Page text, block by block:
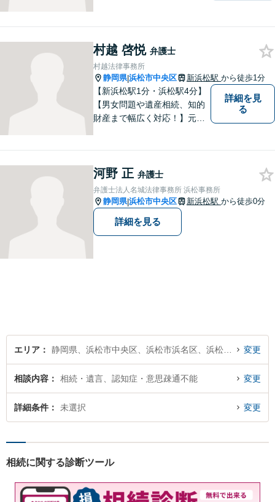
村越 啓悦 弁護士
村越法律事務所
静岡県|浜松市中央区 新浜松駅 から徒歩1分
【新浜松駅1分・浜松駅4分】
【男女問題や遺産相続、知的
財産まで幅広く対応！】元裁
様との信頼関係を第一に、事
件解決を推敲してまいりま
す。
詳細を見
る
河野 正 弁護士
弁護士法人名城法律事務所 浜松事務所
静岡県|浜松市中央区 新浜松駅 から徒歩0分
詳細を見る
エリア 変更
相談内容 相続・遺言、認知症・意思疎通不能 変更
詳細条件 未選択 変更
相続に関する診断ツール